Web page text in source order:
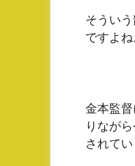
そうい
ですよね
金本監
りなが
されてい